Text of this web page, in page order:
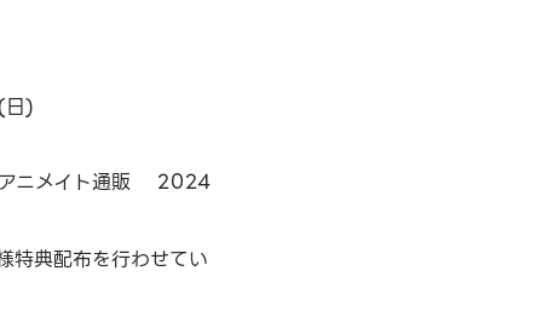
)
アニメイト通販 2024
特典配布を行わせてい